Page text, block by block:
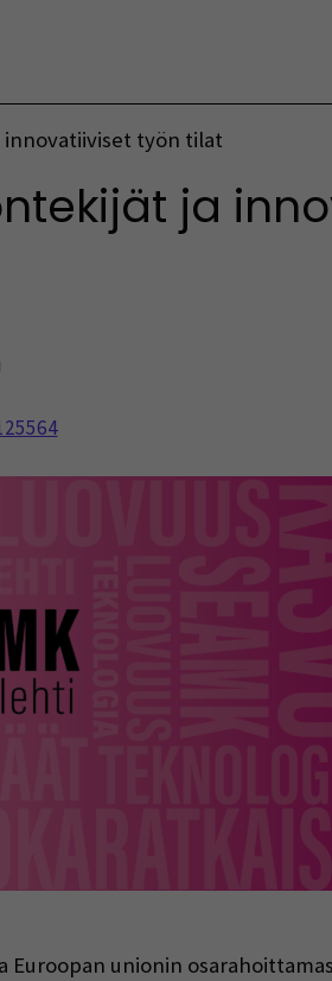
työn tilat
ja
Euroopan unionin